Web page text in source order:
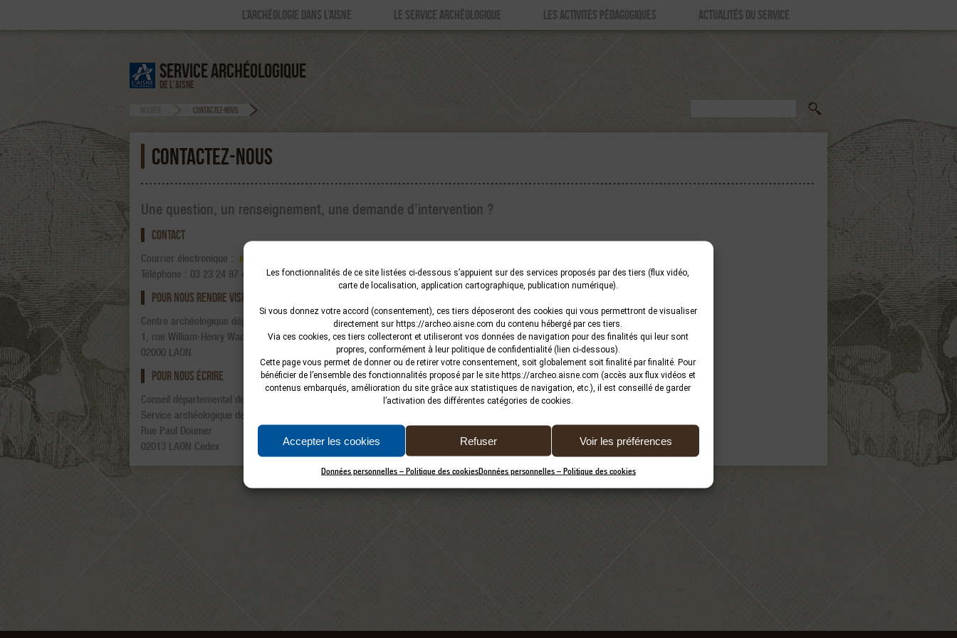
Les fonctionnalités de ce site listées ci-dessous s’appuient sur des services proposés par des tiers (flux vidéo,
carte de localisation, application cartographique, publication numérique).
Si vous donnez votre accord (consentement), ces tiers déposeront des cookies qui vous permettront de visualiser
directement sur https://archeo.aisne.com du contenu hébergé par ces tiers.
Via ces cookies, ces tiers collecteront et utiliseront vos données de navigation pour des finalités qui leur sont
propres, conformément à leur politique de confidentialité (lien ci-dessous).
Cette page vous permet de donner ou de retirer votre consentement, soit globalement soit finalité par finalité. Pour
bénéficier de l’ensemble des fonctionnalités proposé par le site https://archeo.aisne.com (accès aux flux vidéos et
contenus embarqués, amélioration du site grâce aux statistiques de navigation, etc.), il est conseillé de garder
l’activation des différentes catégories de cookies.
Accepter les cookies Refuser Voir les préférences
Données personnelles – Politique des cookiesDonnées personnelles – Politique des cookies
L’ARCHÉOLOGIE DANS L’AISNE LE SERVICE ARCHÉOLOGIQUE LES ACTIVITÉS PÉDAGOGIQUES ACTUALITÉS DU SERVICE
SERVICE ARCHÉOLOGIQUE
DE L'AISNE
ACCUEIL CONTACTEZ-NOUS
CONTACTEZ-NOUS
Une question, un renseignement, une demande d’intervention ?
CONTACT
Courrier électronique : mediation.archeologie@aisne.fr
Téléphone : 03 23 24 87 47
POUR NOUS RENDRE VISITE
Centre archéologique départemental
1, rue William-Henry Waddington
02000 LAON
POUR NOUS ÉCRIRE
Conseil départemental de l’Aisne
Service archéologique de l’Aisne
Rue Paul Doumer
02013 LAON Cedex